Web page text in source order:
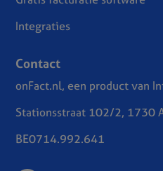
Integraties
Contact
onFact.nl, een product van
Stationsstraat 102/2, 1730
BE0714.992.641